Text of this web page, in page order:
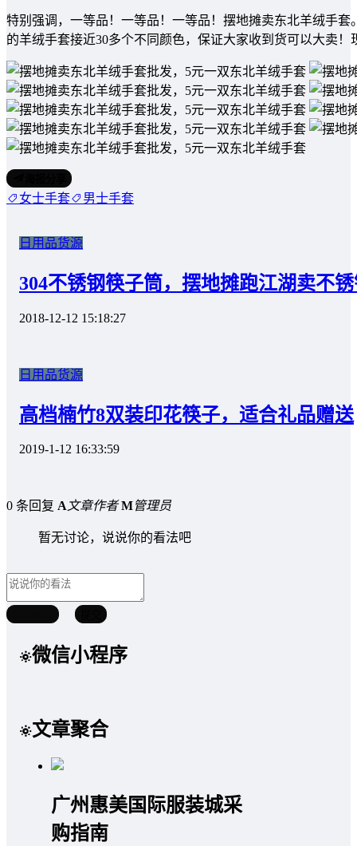
特别强调，一等品！一等品！一等品！摆地摊卖东北羊绒手
的羊绒手套接近30多个不同颜色，保证大家收到货可以大卖
女士手套 男士手套
日用品货源
304不锈钢筷子筒，摆地摊跑江湖卖不
2018-12-12 15:18:27
日用品货源
高档楠竹8双装印花筷子，适合礼品赠送
2019-1-12 16:33:59
0 条回复 A文章作者 M管理员
暂无讨论，说说你的看法吧
微信小程序
文章聚合
广州惠美国际服装城采
购指南